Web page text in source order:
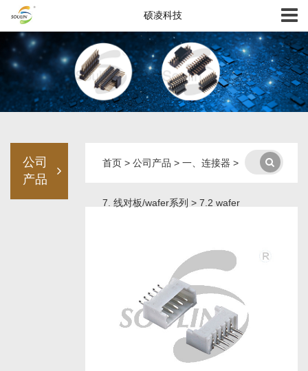
公司
产品
首页> 公司产品 > 一、连接器 >
7. 线对板/wafer系列 > 7.2 wafer
硕凌科技